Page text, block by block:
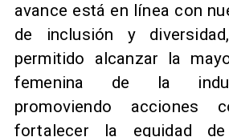
avance está en línea con
de inclusión y
permitido alcanzar la
femenina de la
promoviendo acciones
fortalecer la equidad